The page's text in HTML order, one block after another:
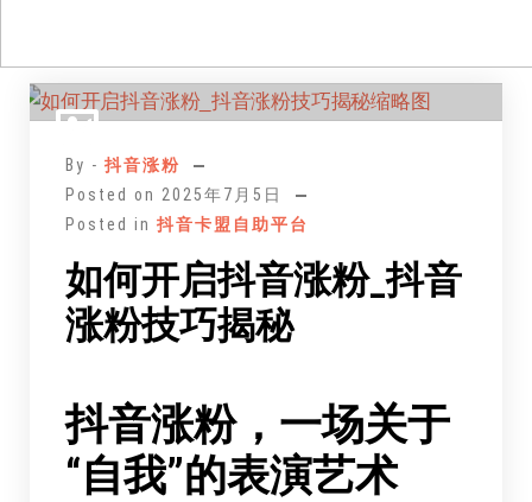
By - 抖音涨粉
Posted on 2025年7月5日
Posted in 抖音卡盟自助平台
如何开启抖音涨粉_抖音
涨粉技巧揭秘
抖音涨粉，一场关于
“自我”的表演艺术